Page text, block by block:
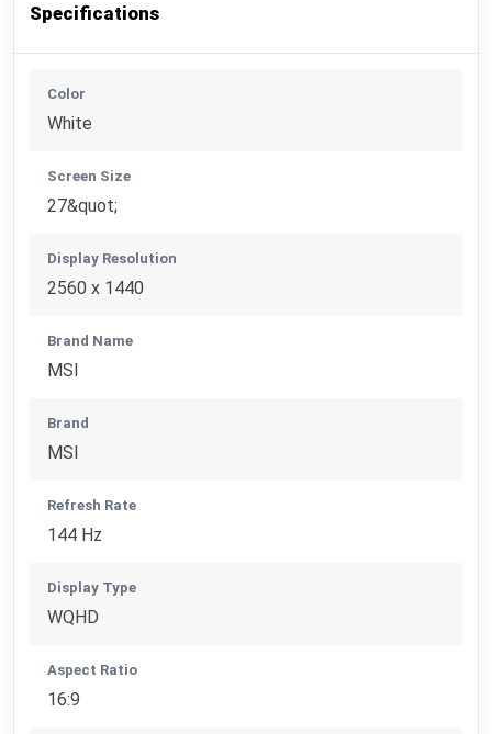
Specifications
Color
White
Screen Size
27&quot;
Display Resolution
2560 x 1440
Brand Name
MSI
Brand
MSI
Refresh Rate
144 Hz
Display Type
WQHD
Aspect Ratio
16:9